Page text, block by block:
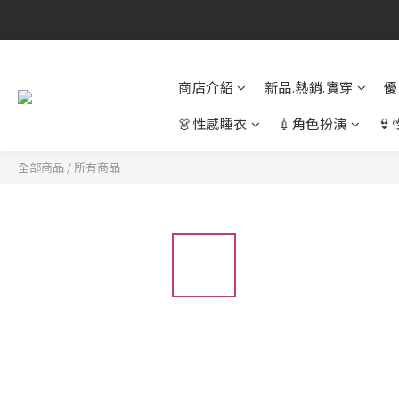
商店介紹 新品.熱銷.實穿
👗性感睡衣
💉角色扮演 👙
全部商品 / 所有商品